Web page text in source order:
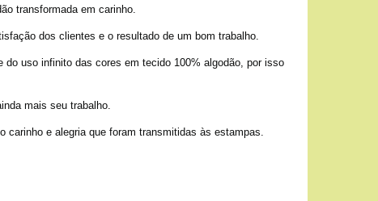
transformada em carinho.
dos clientes e o resultado de um bom trabalho.
uso infinito das cores em tecido 100% algodão, por isso
mais seu trabalho.
carinho e alegria que foram transmitidas às estampas.